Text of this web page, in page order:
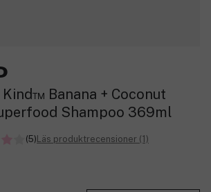
Kind™ Banana + Coconut
Shampoo 369ml
(5) Läs produktrecensioner (1)